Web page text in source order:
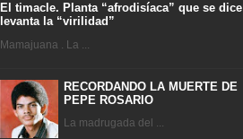
El timacle. Planta “afrodisíaca” que se dice
levanta la “virilidad”
Mamajuana . La ...
RECORDANDO LA MUERTE DE
PEPE ROSARIO
La madrugada del ...